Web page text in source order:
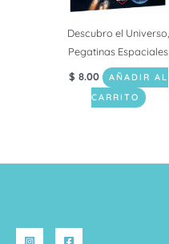
Descubro el Universo,
Pegatinas Espaciales
$ 8.00
AÑADIR AL
CARRITO